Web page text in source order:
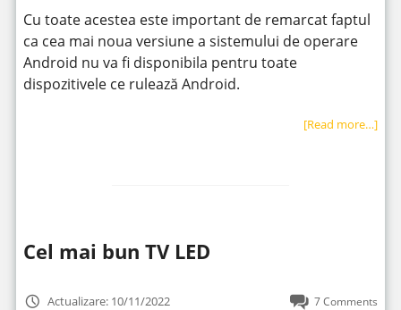
Cu toate acestea este important de remarcat faptul
ca cea mai noua versiune a sistemului de operare
Android nu va fi disponibila pentru toate
dispozitivele ce rulează Android.
[Read more…]
Cel mai bun TV LED
Actualizare: 10/11/2022 7 Comments